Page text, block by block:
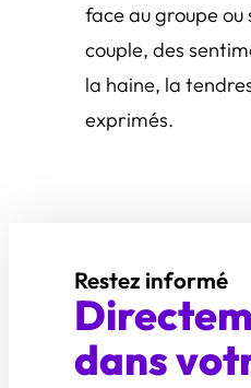
face au groupe ou
couple, des
la haine, la
exprimés.
Restez informé
dans